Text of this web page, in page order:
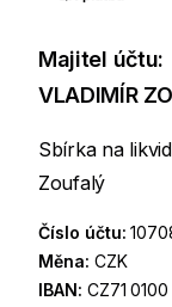
Majitel účtu:
VLADIMÍR
Sbírka na
Zoufalý
Číslo účtu:
Měna: CZK
IBAN: CZ71